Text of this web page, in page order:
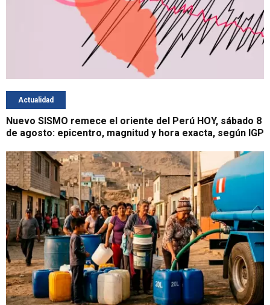
Actualidad
Nuevo SISMO remece el oriente del Perú HOY, sábado 8
de agosto: epicentro, magnitud y hora exacta, según IGP